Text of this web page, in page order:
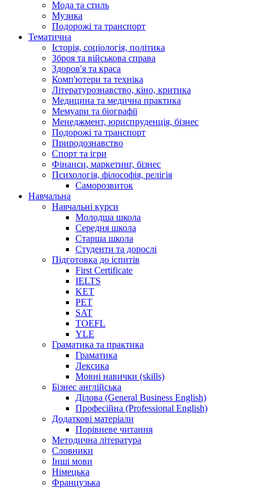
Мода та стиль
Музика
Подорожі та транспорт
Тематична
Історія, соціологія, політика
Зброя та військова справа
Здоров'я та краса
Комп'ютери та техніка
Літературознавство, кіно, критика
Медицина та медична практика
Мемуари та біографії
Менеджмент, юриспруденція, бізнес
Подорожі та транспорт
Природознавство
Спорт та ігри
Фінанси, маркетинг, бізнес
Психологія, філософія, релігія
Саморозвиток
Навчальна
Навчальні курси
Молодша школа
Середня школа
Старша школа
Студенти та дорослі
Підготовка до іспитів
First Certificate
IELTS
KET
PET
SAT
TOEFL
YLE
Граматика та практика
Граматика
Лексика
Мовні навички (skills)
Бізнес англійська
Ділова (General Business English)
Професійна (Professional English)
Додаткові матеріали
Порівневе читання
Методична література
Словники
Інші мови
Німецька
Французька